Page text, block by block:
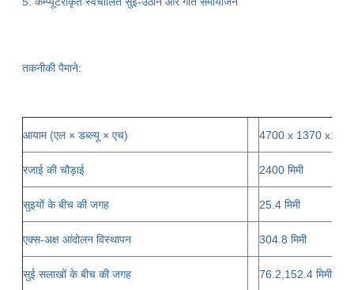
तकनीकी पैमाने:
आयाम (एल × डब्ल्यू × एच) 4700 x 1370
रजाई की चौड़ाई 2400 मिमी
सुइयों के बीच की जगह 25.4 मिमी
एक्स-अक्ष आंदोलन विस्थापन 304.8 मिमी
सुई सलाखों के बीच की जगह 76.2,152.4 मिमी